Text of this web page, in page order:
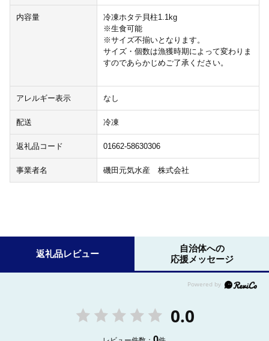
内容量
冷凍ホタテ貝柱1.1kg
※生食可能
※サイズ不揃いとなります。
サイズ・個数は漁獲時期によって変わりま
すのであらかじめご了承ください。
アレルギー表示 なし
配送 冷凍
返礼品コード 01662-58630306
事業者名 磯田元気水産 株式会社
返礼品レビュー
自治体への
応援メッセージ
0.0